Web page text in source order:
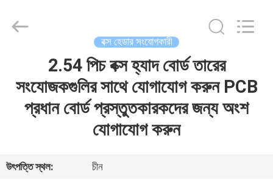
সম্পর্কে
বক্স হেডার সংযোগকারী
2.54 পিচ বক্স হ্যাদ বোর্ড তারের
সংযোজকগুলির সাথে যোগাযোগ করুন PCB
প্রধান বোর্ড প্রস্তুতকারকদের জন্য অংশ
যোগাযোগ করুন
উৎপত্তি স্থল:
চীন